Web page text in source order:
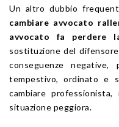
Un altro dubbio
cambiare avvocato
avvocato fa perdere
sostituzione del
conseguenze
tempestivo, ordinato e
cambiare
situazione peggiora.